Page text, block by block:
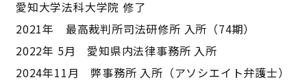
愛知大学法科大学院 修了
2021年 最高裁判所司法研修所 入所（74期）
2022年 5月 愛知県内法律事務所 入所
2024年11月 弊事務所 入所（アソシエイト弁護士）